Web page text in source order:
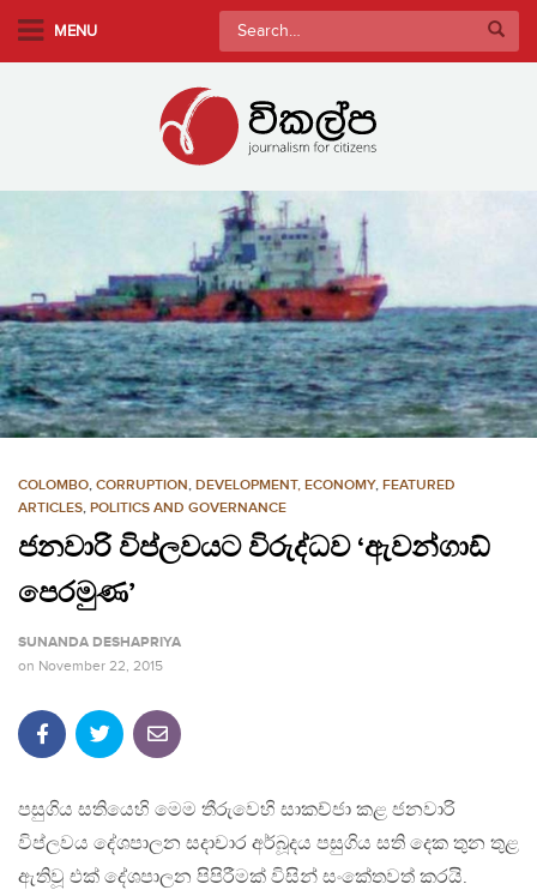
m
i
c
o
n
t
e
MENU
Search
for:
COLOMBO, CORRUPTION, DEVELOPMENT, ECONOMY, FEATURED
ARTICLES, POLITICS AND GOVERNANCE
ජනවාරි විප්ලවයට විරුද්ධව ‘ඇවන්ගාඩ්
පෙරමුණ’
SUNANDA DESHAPRIYA
on November 22, 2015
පසුගිය සතියෙහි මෙම තීරුවෙහි සාකච්ජා කළ ජනවාරි
විප්ලවය දේශපාලන සදාචාර අර්බූදය පසුගිය සති දෙක තුන තුළ
ඇතිවූ එක් දේශපාලන පිපිරීමක් විසින් සංකේතවත් කරයි.